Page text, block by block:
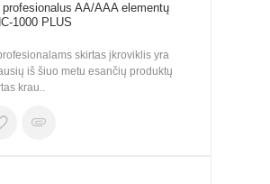
AA/AAA elementų
1000 PLUS
skirtas įkroviklis yra
iš šiuo metu esančių produktų
krau..